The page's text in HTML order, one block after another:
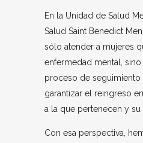
En la Unidad de Salud
Salud Saint Benedict
sólo atender a mujeres
enfermedad mental,
proceso de seguimiento
garantizar el reingreso
a la que pertenecen y su
Con esa perspectiva,